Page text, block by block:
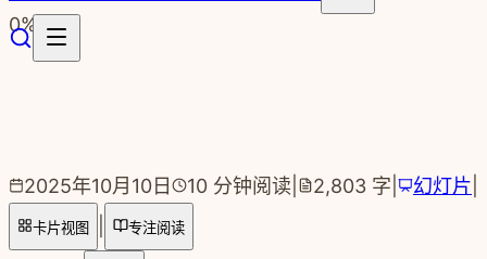
跳转到主要内容
0%
2025年10月10日 10 分钟阅读 2,803 字 幻灯片
卡片视图 专注阅读